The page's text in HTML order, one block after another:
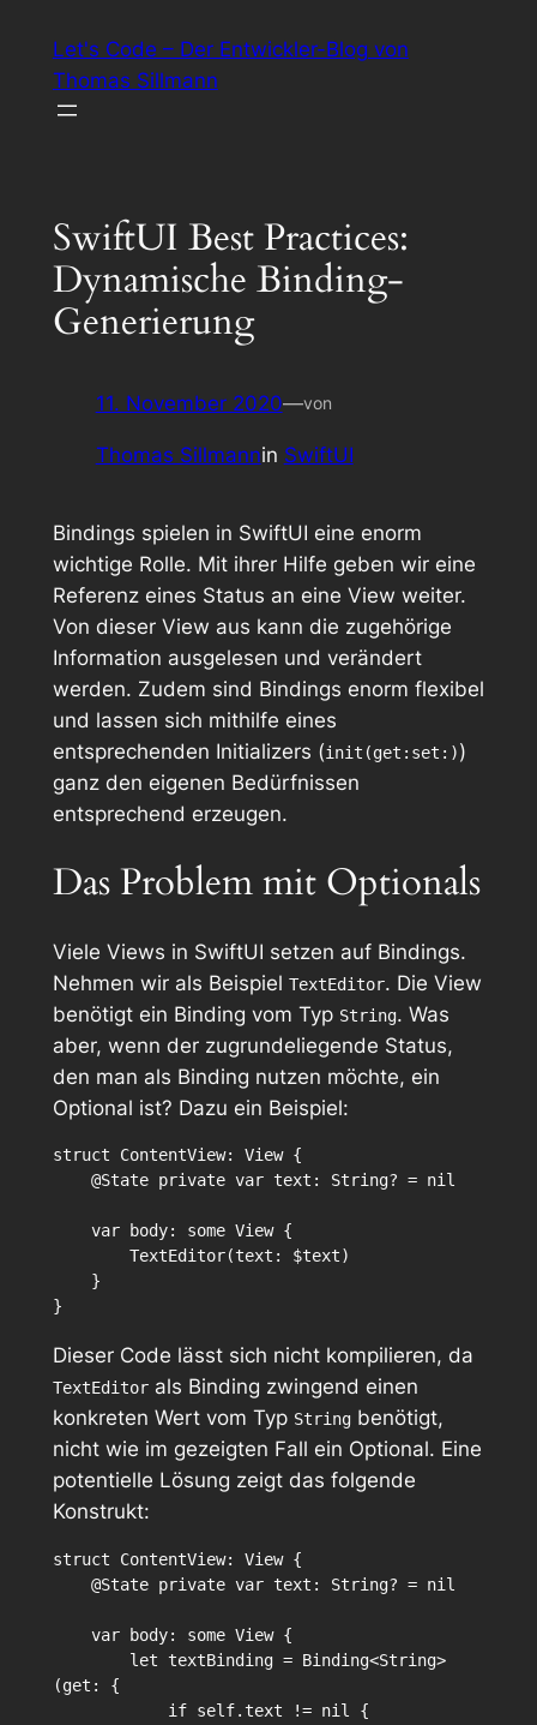
Inhalt
springen
Let's Code – Der Entwickler-Blog von
Thomas Sillmann
SwiftUI Best Practices:
Dynamische Binding-
Generierung
11. November 2020—von
Thomas Sillmannin SwiftUI
Bindings spielen in SwiftUI eine enorm
wichtige Rolle. Mit ihrer Hilfe geben wir eine
Referenz eines Status an eine View weiter.
Von dieser View aus kann die zugehörige
Information ausgelesen und verändert
werden. Zudem sind Bindings enorm flexibel
und lassen sich mithilfe eines
entsprechenden Initializers (init(get:set:))
ganz den eigenen Bedürfnissen
entsprechend erzeugen.
Das Problem mit Optionals
Viele Views in SwiftUI setzen auf Bindings.
Nehmen wir als Beispiel TextEditor. Die View
benötigt ein Binding vom Typ String. Was
aber, wenn der zugrundeliegende Status,
den man als Binding nutzen möchte, ein
Optional ist? Dazu ein Beispiel:
struct ContentView: View {
Dieser Code lässt sich nicht kompilieren, da
TextEditorals Binding zwingend einen
konkreten Wert vom Typ Stringbenötigt,
nicht wie im gezeigten Fall ein Optional. Eine
potentielle Lösung zeigt das folgende
Konstrukt:
struct ContentView: View {
(get: {